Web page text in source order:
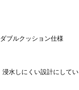
ブルクッション仕様
水しにくい設計にしてい